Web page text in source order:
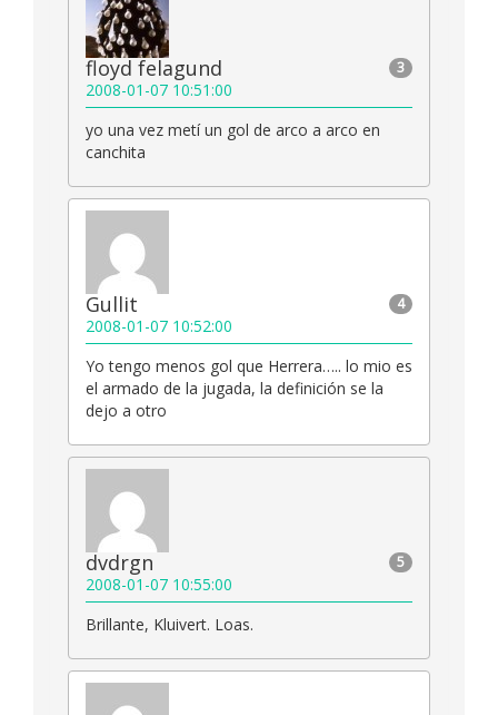
3
floyd felagund
2008-01-07 10:51:00
yo una vez metí un gol de arco a arco en
canchita
4
Gullit
2008-01-07 10:52:00
Yo tengo menos gol que Herrera….. lo mio es
el armado de la jugada, la definición se la
dejo a otro
5
dvdrgn
2008-01-07 10:55:00
Brillante, Kluivert. Loas.